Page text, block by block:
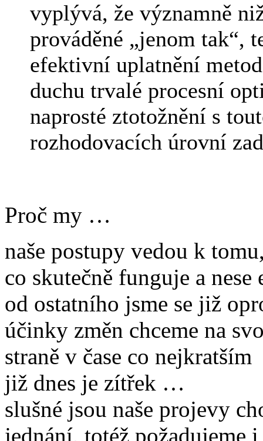
vyplývá, že významně
prováděné „jenom tak“,
efektivní uplatnění
duchu trvalé procesní
naprosté ztotožnění s
rozhodovacích úrovní
Proč my …
naše postupy vedou k
co skutečně funguje a nese
od ostatního jsme se již
účinky změn chceme na
straně v čase co nejkratším
již dnes je zítřek …
slušné jsou naše projevy
jednání, totéž požadujeme